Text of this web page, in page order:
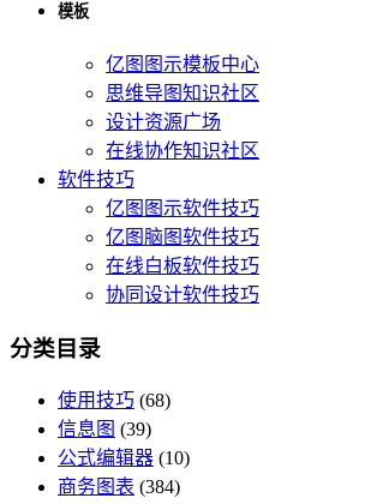
模板
亿图图示模板中心
思维导图知识社区
设计资源广场
在线协作知识社区
软件技巧
亿图图示软件技巧
亿图脑图软件技巧
在线白板软件技巧
协同设计软件技巧
分类目录
使用技巧 (68)
信息图 (39)
公式编辑器 (10)
商务图表 (384)